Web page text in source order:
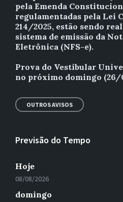
pela Emenda
regulamentadas pela Lei
214/2025, estão sendo
sistema de emissão da
Eletrônica (NFS-e).
Prova do Vestibular
no próximo domingo (26/
OUTROS AVISOS
Previsão do Tempo
Hoje
08/08/2026
domingo